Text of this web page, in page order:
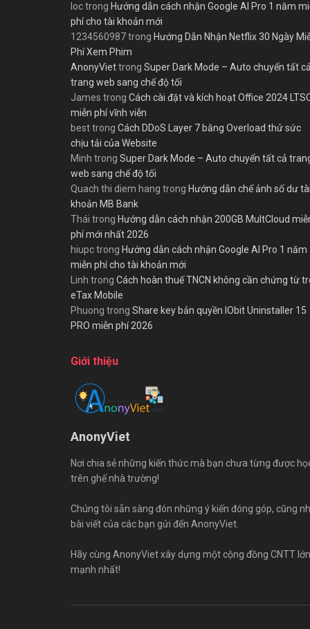
loctrong Hướng dẫn cách nhận Google AI Pro 1 năm
phí cho tài khoản mới
1234560987trong Hướng Dẫn Nhận Netflix 30 Ngày
Phí Xem Phim
AnonyViettrong Super Dark Mode – Auto chuyển tất cả
trang web sang chế độ tối
James trong Cách cài đặt và kích hoạt Office 2024
miễn phí vĩnh viễn
besttrong Cách DDoS Layer 7 bằng Overload thử sức
chịu tải của Website
Minh trong Super Dark Mode – Auto chuyển tất cả
web sang chế độ tối
Quach thi diem hang trong Hướng dẫn chế ảnh số dư tài
khoản MB Bank
Thái trong Hướng dẫn cách nhận 200GB MultCloud
phí mới nhất 2026
hiupctrong Hướng dẫn cách nhận Google AI Pro 1 năm
miễn phí cho tài khoản mới
Linh trong Cách hoàn thuế TNCN không cần chứng từ
eTax Mobile
Phuong trong Share key bản quyền IObit Uninstaller 15
PRO miễn phí 2026
Giới thiệu
AnonyViet
Nơi chia sẻ những kiến thức mà bạn chưa từng được
trên ghế nhà trường!
Chúng tôi sẵn sàng đón những ý kiến đóng góp, cũng
bài viết của các bạn gửi đến AnonyViet.
Hãy cùng AnonyViet xây dựng một cộng đồng CNTT lớn
mạnh nhất!